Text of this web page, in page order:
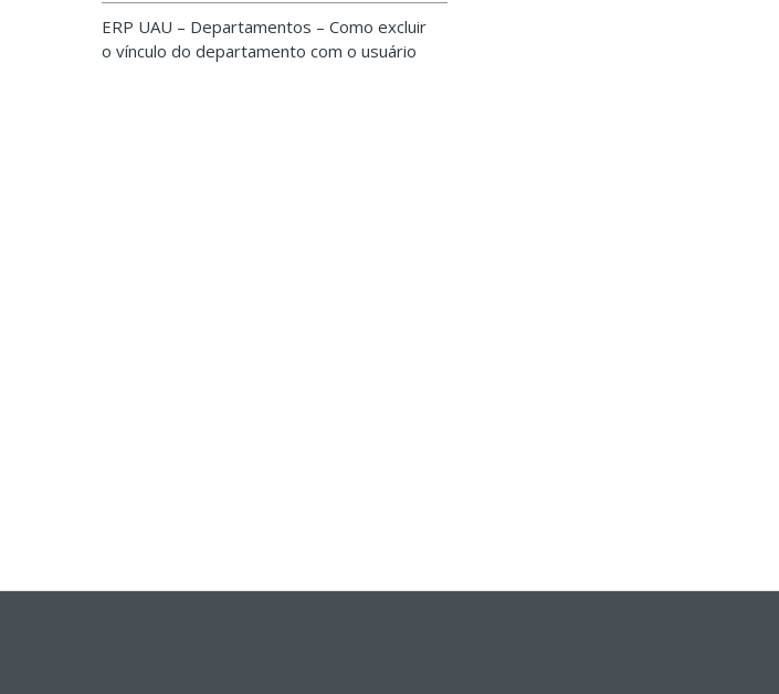
ERP UAU – Departamentos – Como excluir
o vínculo do departamento com o usuário